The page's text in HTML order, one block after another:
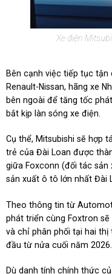
Xe điện
Bên cạnh việc tiếp tục
Renault-Nissan, hãng xe
bên ngoài để tăng tốc
bắt kịp làn sóng xe điện.
Cụ thể, Mitsubishi sẽ hợp
trẻ của Đài Loan được
giữa Foxconn (đối tác sản
sản xuất ô tô lớn nhất Đài
Theo thông tin từ
phát triển cùng Foxtron
và chỉ phân phối tại hai thị
đầu từ nửa cuối năm 2026.
Dù danh tính chính thức